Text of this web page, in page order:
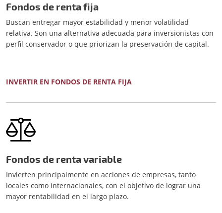
Fondos de renta fija
Buscan entregar mayor estabilidad y menor volatilidad
relativa. Son una alternativa adecuada para inversionistas con
perfil conservador o que priorizan la preservación de capital.
INVERTIR EN FONDOS DE RENTA FIJA
Fondos de renta variable
Invierten principalmente en acciones de empresas, tanto
locales como internacionales, con el objetivo de lograr una
mayor rentabilidad en el largo plazo.